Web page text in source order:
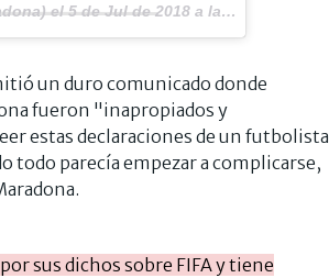
el5 de Jul de 2018 a las 4:59 PDT
un duro comunicado donde
fueron "inapropiados y
estas declaraciones de un futbolista
todo parecía empezar a complicarse,
sus dichos sobre FIFA y tiene